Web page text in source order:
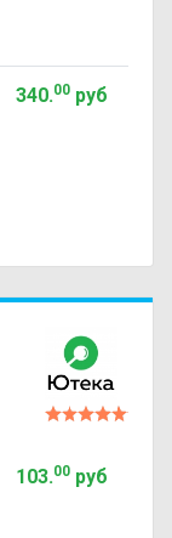
340.00руб
103.00руб